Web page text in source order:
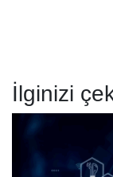
İlginizi